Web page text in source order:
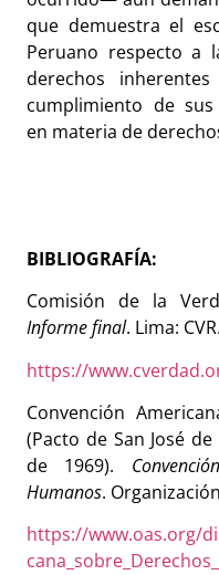
que demuestra el
Peruano respecto a
derechos
cumplimiento de sus
en materia de
BIBLIOGRAFÍA:
Comisión de la
Informe final. Lima: CVR.
https://
Convención
(Pacto de San José
de 1969).
Humanos.
https://www.oas.org/